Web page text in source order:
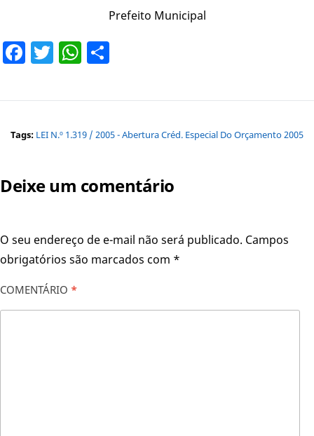
Prefeito Municipal
Facebook
TwitterWhatsApp
Tags: LEI N.º 1.319 / 2005 - Abertura Créd. Especial Do Orçamento 2005
Deixe um comentário
O seu endereço de e-mail não será publicado. Campos
obrigatórios são marcados com *
COMENTÁRIO *